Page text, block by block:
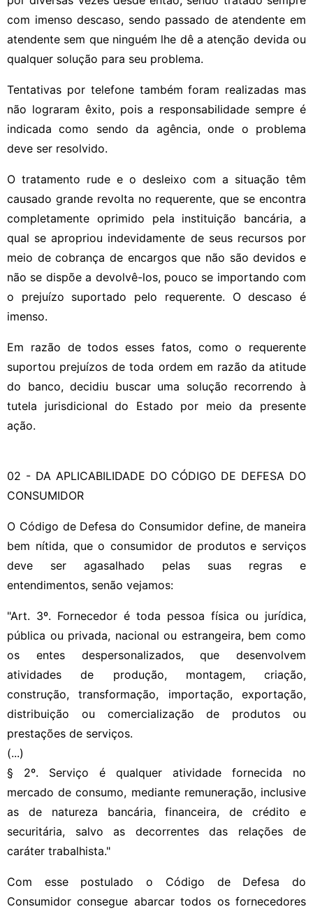
com imenso descaso, sendo passado de atendente em
atendente sem que ninguém lhe dê a atenção devida ou
qualquer solução para seu problema.
Tentativas por telefone também foram realizadas mas
não lograram êxito, pois a responsabilidade sempre é
indicada como sendo da agência, onde o problema
deve ser resolvido.
O tratamento rude e o desleixo com a situação têm
causado grande revolta no requerente, que se encontra
completamente oprimido pela instituição bancária, a
qual se apropriou indevidamente de seus recursos por
meio de cobrança de encargos que não são devidos e
não se dispõe a devolvê-los, pouco se importando com
o prejuízo suportado pelo requerente. O descaso é
imenso.
Em razão de todos esses fatos, como o requerente
suportou prejuízos de toda ordem em razão da atitude
do banco, decidiu buscar uma solução recorrendo à
tutela jurisdicional do Estado por meio da presente
ação.
02 - DA APLICABILIDADE DO CÓDIGO DE DEFESA DO
CONSUMIDOR
O Código de Defesa do Consumidor define, de maneira
bem nítida, que o consumidor de produtos e serviços
deve ser agasalhado pelas suas regras e
entendimentos, senão vejamos:
"Art. 3º. Fornecedor é toda pessoa física ou jurídica,
pública ou privada, nacional ou estrangeira, bem como
os entes despersonalizados, que desenvolvem
atividades de produção, montagem, criação,
construção, transformação, importação, exportação,
distribuição ou comercialização de produtos ou
prestações de serviços.
(...)
§ 2º. Serviço é qualquer atividade fornecida no
mercado de consumo, mediante remuneração, inclusive
as de natureza bancária, financeira, de crédito e
securitária, salvo as decorrentes das relações de
caráter trabalhista."
Com esse postulado o Código de Defesa do
Consumidor consegue abarcar todos os fornecedores